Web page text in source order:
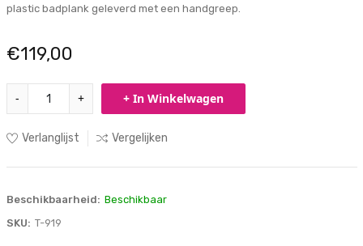
plastic badplank geleverd met een handgreep.
€119,00
- + + In Winkelwagen
Verlanglijst Vergelijken
Beschikbaarheid: Beschikbaar
SKU: T-919